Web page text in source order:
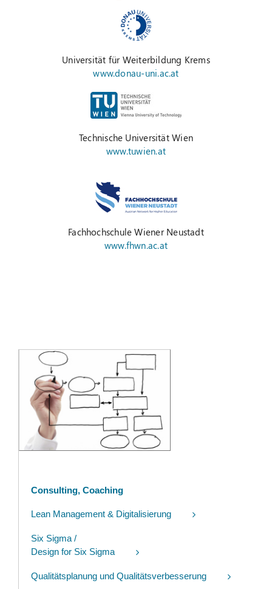
Universität für Weiterbildung Krems
www.donau-uni.ac.at
Technische Universität Wien
www.tuwien.at
Fachhochschule Wiener Neustadt
www.fhwn.ac.at
Consulting, Coaching
Lean Management & Digitalisierung
Six Sigma /
Design for Six Sigma
Qualitätsplanung und Qualitätsverbesserung